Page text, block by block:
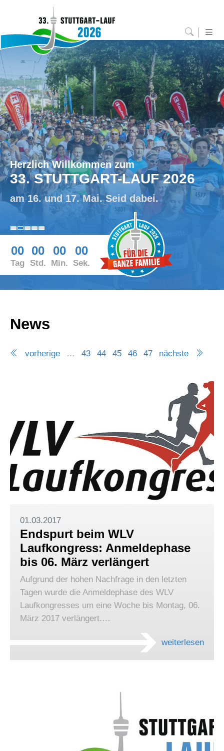
Herzlich Willkommen zum
33. STUTTGART-LAUF 2026
am 16. und 17. Mai. Seid dabei.
00
Tag
00
Std.
00
Min.
00
Sek.
News
vorherige … 43 44 45 46 47 nächste
01.03.2017
Endspurt beim WLV
Laufkongress: Anmeldephase
bis 06. März verlängert
Aufgrund der hohen Nachfrage in den letzten
Tagen wurde die Anmeldephase des WLV
Laufkongresses um eine Woche bis Montag, 06.
März 2017 verlängert.…
weiterlesen